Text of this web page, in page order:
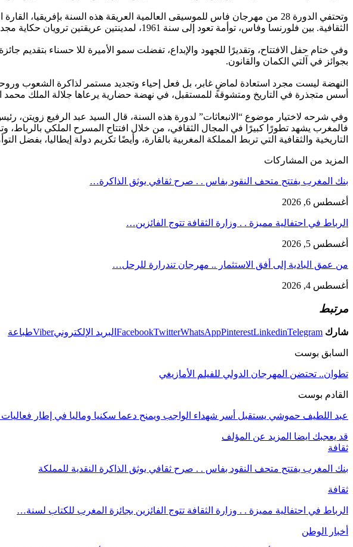
وتحتفي الدورة 28 من مهرجان فاس للموسيقى العالمية العريقة هذه السنة
الثقافية. بين فلورنسا وفاس، توأمة تعود إلى سنة 1961، لمدينتين عريقتين ترويان حكاية مجد، ينسجها مايستروهات من العيار الثقيل، في سيمفونية من التاريخ التليد، تصل تمبكتو بفلورنسا عبر فاس.
وفي ختام حفل الافتتاح، وتقديرًا للجهود والإبداع، تفضلت سمو الأميرة للا حسناء
بجوائز في آلتي الكمان والقانون.
النهضة ليست مجرد استعادة لماضٍ غابر، بل فعل إحياء وتجديد مستمر لذاكرة الشعوب
أسس متجذرة في التاريخ ومتشوقة للمستقبل، في نهضة حضارية يرعاها جلالة الملك
وفي شرحه لاختيار موضوع “الانبعاثات” لدورة هذه السنة، قال السيد عبد الرفيع زويتن،
فالمغرب يشهد تطورًا كبيرًا في المجال الثقافي، من خلال افتتاح المسرح الملكي بالرباط،
التاريخية والثقافية التي تربط المملكة المغربية بالقارة، وأيضًا تكريم دولة إيطاليا، بفضل
المزيد من المشاركات
بنك المغرب يفتتح متحف النقود بفاس . . صرح ثقافي يوثق الذاكرة…
أغسطس 6, 2026
الرباط في احتفالية مميزة . . وزارة الثقافة تتوج الفائزين…
أغسطس 5, 2026
من عمق البادية إلى أفق الاستثمار .. مهرجان تندرارة للرحل…
أغسطس 4, 2026
مرتبط
شارك FacebookTwitterWhatsAppPinterestLinkedinTelegram البريد الإلكترونيViberطباعة
السابق بوست
تطوان.. تحتضن المهرجان الدولي للفيلم الأمازيغي
القادم بوست
عبد اللطيف حموشي يستقبل أسر شهداء الواجب ويمنح دعما سكنيا وماليا في إطار فعاليات
قد يعجبك ايضا المزيد عن المؤلف
ثقافة
بنك المغرب يفتتح متحف النقود بفاس . . صرح ثقافي يوثق الذاكرة النقدية للمملكة
ثقافة
الرباط في احتفالية مميزة . . وزارة الثقافة تتوج الفائزين بجائزة المغرب للكتاب لسنة…
أخبار الوطن